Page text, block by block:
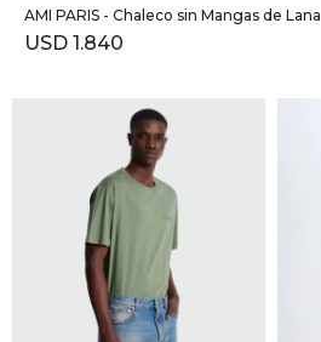
AMI PARIS - Chaleco sin Mangas de Lana
USD 1.840